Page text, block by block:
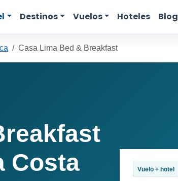
Destinos Vuelos Hoteles Blog
Casa Lima Bed & Breakfast
Costa
Vuelo + hotel